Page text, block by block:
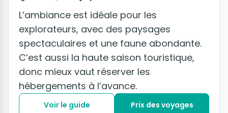
L’ambiance est idéale pour les
explorateurs, avec des paysages
spectaculaires et une faune abondante.
C’est aussi la haute saison touristique,
donc mieux vaut réserver les
hébergements à l’avance.
Voir le guide Prix des voyages